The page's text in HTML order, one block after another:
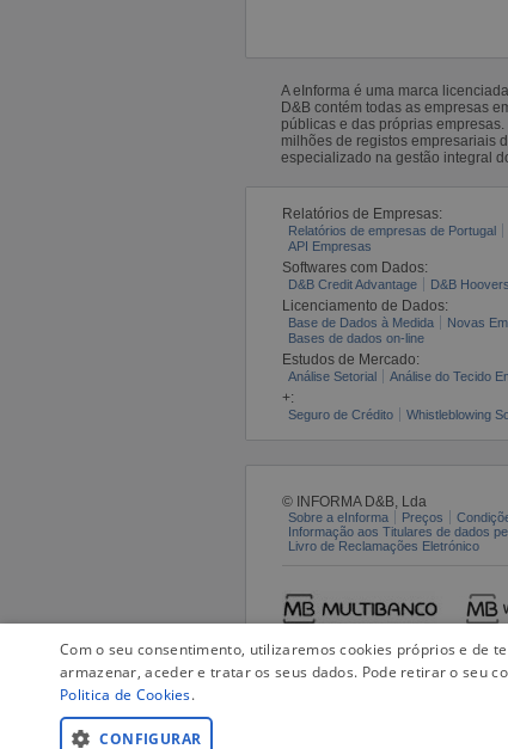
A eInforma é uma marca
D&B contém todas as empresas
públicas e das próprias
milhões de registos empresariais
especializado na gestão integral
Relatórios de Empresas:
Relatórios de empresas de Portugal
API Empresas
Softwares com Dados:
D&B Credit Advantage D&B Hoovers
Licenciamento de Dados:
Base de Dados à Medida Novas
Bases de dados on-line
Estudos de Mercado:
Análise Setorial Análise do Tecido
+:
Seguro de Crédito Whistleblowing
© INFORMA D&B, Lda
Sobre a eInforma Preços
Informação aos Titulares de dados
Livro de Reclamações Eletrónico
Com o seu consentimento, utilizaremos cookies próprios e de
armazenar, aceder e tratar os seus dados. Pode retirar o seu
Politica de Cookies.
CONFIGURAR